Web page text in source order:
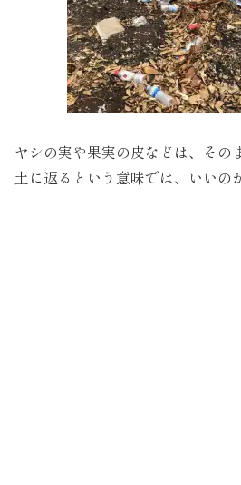
ヤシの実や果実の皮などは、その
土に返るという意味では、いいの